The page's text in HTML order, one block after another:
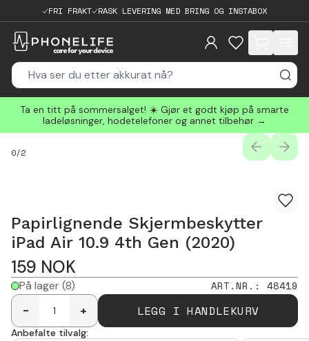
FRI FRAKT RASK LEVERING MED BRING OG INSTABOX
items in cart,
Ta en titt på sommersalget! ☀️ Gjør et godt kjøp på smarte
ladeløsninger, hodetelefoner og annet tilbehør →
0/2
Papirlignende Skjermbeskytter
iPad Air 10.9 4th Gen (2020)
159 NOK
På lager(8) ART.NR. : 48419
-
+ LEGG I HANDLEKURV
Anbefalte tilvalg: